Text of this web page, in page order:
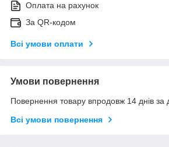
Оплата на рахунок
За QR-кодом
Всі умови оплати
Умови повернення
Повернення товару впродовж 14 днів за
Всі умови повернення